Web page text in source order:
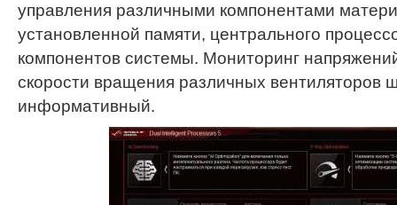
управления различными компонентами
установленной памяти, центрального
компонентов системы. Мониторинг
скорости вращения различных вентиляторов
информативный.